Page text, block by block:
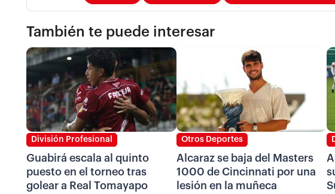
También te puede interesar
División Profesional
Guabirá escala al quinto
puesto en el torneo tras
golear a Real Tomayapo
Otros Deportes
Alcaraz se baja del Masters
1000 de Cincinnati por una
lesión en la muñeca